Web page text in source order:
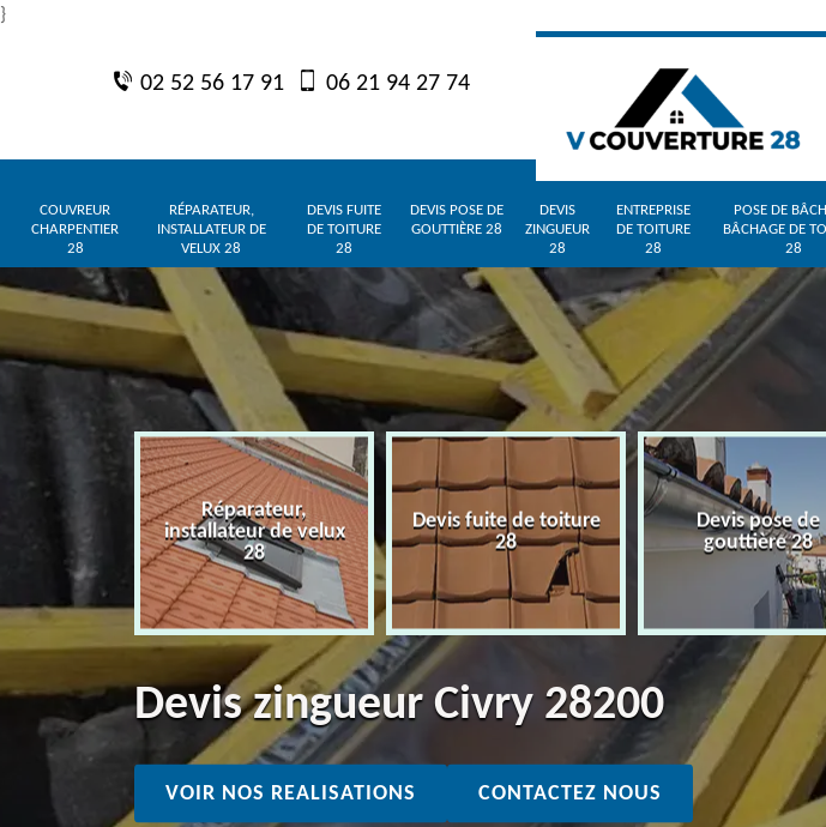
}
02 52 56 17 91 06 21 94 27 74
COUVREUR
CHARPENTIER
28
RÉPARATEUR,
INSTALLATEUR DE
VELUX 28
DEVIS FUITE
DE TOITURE
28
DEVIS POSE DE
GOUTTIÈRE 28
DEVIS
ZINGUEUR
28
ENTREPRISE
DE TOITURE
28
POSE DE
BÂCHAGE DE
28
Réparateur,
installateur de velux
28
Devis fuite de toiture
28
Devis pose de
gouttière 28
Devis zingueur Civry 28200
VOIR NOS REALISATIONS CONTACTEZ NOUS